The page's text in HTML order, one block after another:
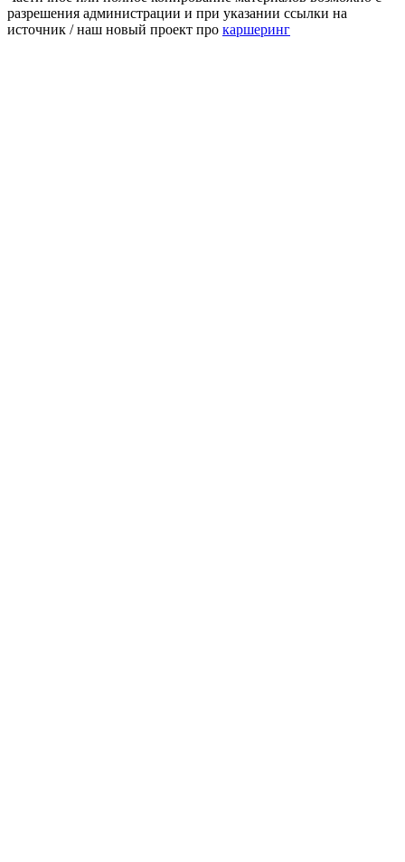
разрешения администрации и при указании ссылки на
источник / наш новый проект про каршеринг